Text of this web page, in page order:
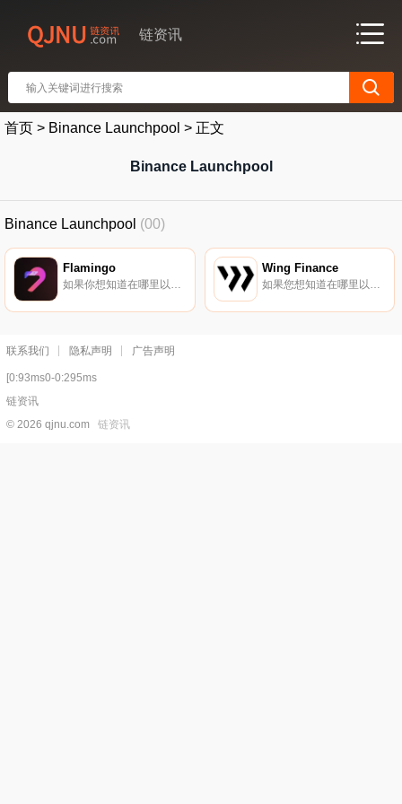
链资讯
首页 > Binance Launchpool > 正文
Binance Launchpool
Binance Launchpool (00)
Flamingo
如果你想知道在哪里以当前价格购买Flamingo,目前交易{Flamingo]股票的顶级加密货币交易所是Binance、OKX、ByFLMt、Bitget和BingX。您可以在我们的加密货币交易所页面上找到其他列表.
Wing Finance
如果您想知道在哪里以当前价格购买Wing Finance,目前交易｛WINGnname｝股票的顶级加密货币交易所是Binance、OKX、CoinW、Bitget和Gate.io。您可以在我们的加密货币交易所页面上找到其他交易所.
联系我们 隐私声明 广告声明
[0:93ms0-0:295ms
链资讯
© 2026 qjnu.com 链资讯